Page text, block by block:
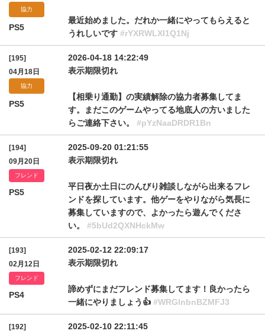
協力
PS5
最近始めました。だれか一緒にやってもらえると
うれしいです #rYXRWLXI1Q1Nj
[195]
04月18日
協力
PS5
2026-04-18 14:22:49
表示期限切れ
【相乗り通勤】の実績解除の協力者募集してま
す。まだこのゲームやってる地底人の方いました
らご連絡下さい。 #pYzNaaDRDR1Bn
[194]
09月20日
フレンド
PS5
2025-09-20 01:21:55
表示期限切れ
平日夜か土日にのんびり雑談しながら出来るフレ
ンドを探しています。他ゲーをやりながら気長に
募集していますので、よかったら遊んでくださ
い。 #5bUd2QXNHckMw
[193]
02月12日
フレンド
PS4
2025-02-12 22:09:17
表示期限切れ
諦めずにまだフレンド募集してます！良かったら
一緒にやりましょう👍 #WRGlnbnBZMFJ3
[192]
2025-02-10 22:11:45